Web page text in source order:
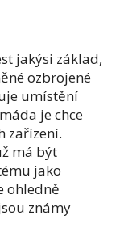
jakýsi základ,
ozbrojené
umístění
je chce
zařízení.
má být
jako
ohledně
známy